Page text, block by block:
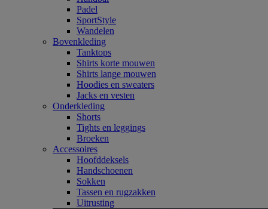
Padel
SportStyle
Wandelen
Bovenkleding
Tanktops
Shirts korte mouwen
Shirts lange mouwen
Hoodies en sweaters
Jacks en vesten
Onderkleding
Shorts
Tights en leggings
Broeken
Accessoires
Hoofddeksels
Handschoenen
Sokken
Tassen en rugzakken
Uitrusting